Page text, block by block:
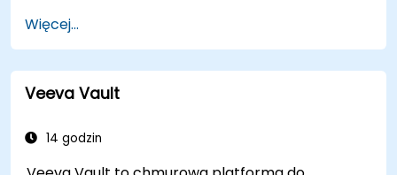
Poznać podstawy e-commerce i sposób
budowania biznesu z wykorzystaniem
Shopify.
Nauczyć się tworzyć aplikację Shopify przy
GraphQL.
Więcej...
Veeva Vault
14 godzin